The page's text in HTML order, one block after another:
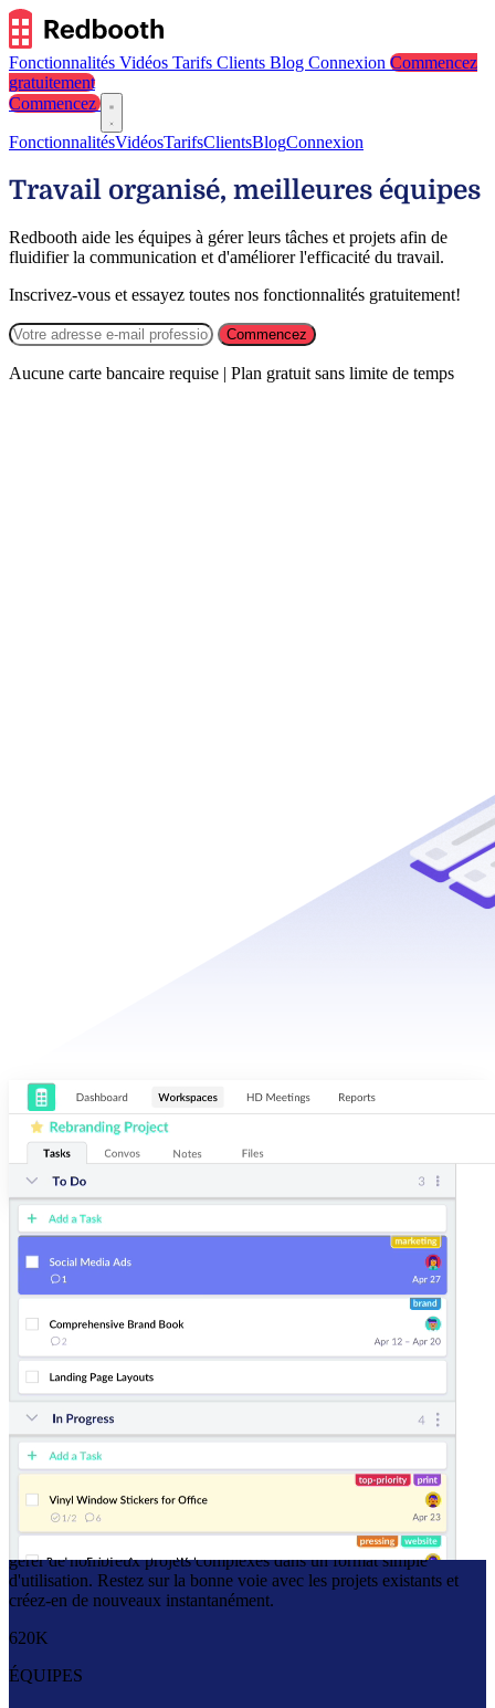
Fonctionnalités Vidéos Tarifs Clients Blog Connexion Commencez
gratuitement
Commencez
FonctionnalitésVidéosTarifsClientsBlogConnexion
Travail organisé, meilleures équipes
Redbooth aide les équipes à gérer leurs tâches et projets afin de
fluidifier la communication et d'améliorer l'efficacité du travail.
Inscrivez-vous et essayez toutes nos fonctionnalités gratuitement!
Commencez
Aucune carte bancaire requise | Plan gratuit sans limite de temps
Organisez
Donnez facilement un sens à vos projets les plus importants. Ajoutez
et classez par responsables, dates butoirs et balises pour une gestion
Communiquez
Collaborez sur des tâches et des fils de discussions. Démarrez une
réunion vidéo en haute définition en deux clics. Redbooth synchronise
Visualisez
Classez les tâches en vue tableau, liste et calendrier selon vos besoins
de planification. Suivez la productivité avec notre tableau de bord et
nos rapports.
Scalable Workflow
Les espaces de travail et modèles Redbooth aident les équipes à
gérer de nombreux projets complexes dans un format simple
d'utilisation. Restez sur la bonne voie avec les projets existants et
créez-en de nouveaux instantanément.
620K
ÉQUIPES